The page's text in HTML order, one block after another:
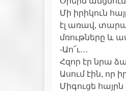
Մի իրիկուն
էլ առավ,
մռութները և
-Աո՜ւ…
Հզոր էր նրա
Ասում էին, որ
Միգուցե